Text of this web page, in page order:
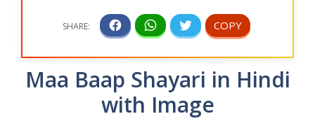
Maa Baap Shayari in Hindi
with Image